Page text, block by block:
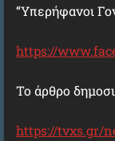
“Υπερήφανοι
https://
Το άρθρο
https://tvxs.gr/